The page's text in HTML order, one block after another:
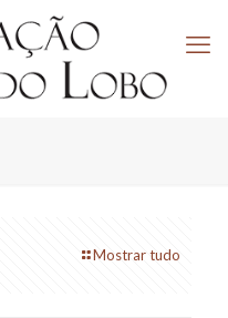
Mostrar tudo